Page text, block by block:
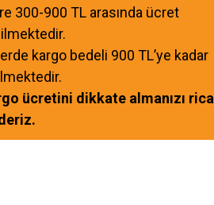
300-900 TL arasında ücret
kargo bedeli 900 TL’ye kadar
ücretini dikkate almanızı rica